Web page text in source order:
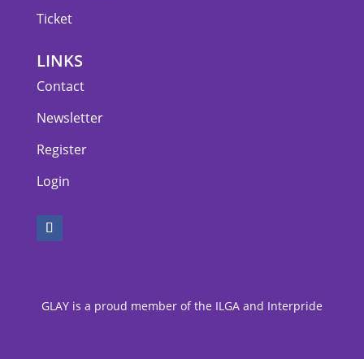
Ticket
LINKS
Contact
Newsletter
Register
Login
GLAY is a proud member of the ILGA and Interpride